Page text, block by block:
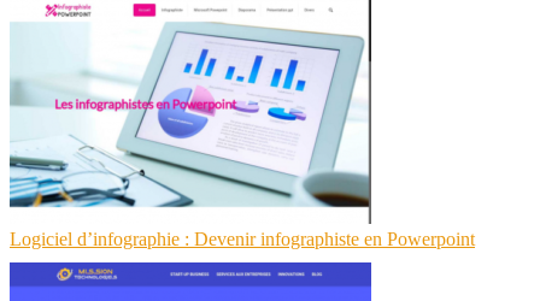
Logiciel d’infographie : Devenir infographiste en Powerpoint